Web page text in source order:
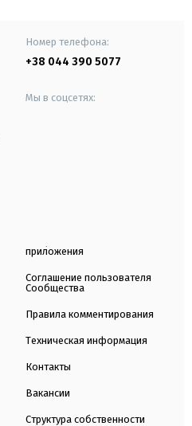
Номер телефона:
+38 044 390 5077
Мы в соцсетях:
приложения
Соглашение пользователя
Сообщества
Правила комментирования
Техническая информация
Контакты
Вакансии
Структура собственности